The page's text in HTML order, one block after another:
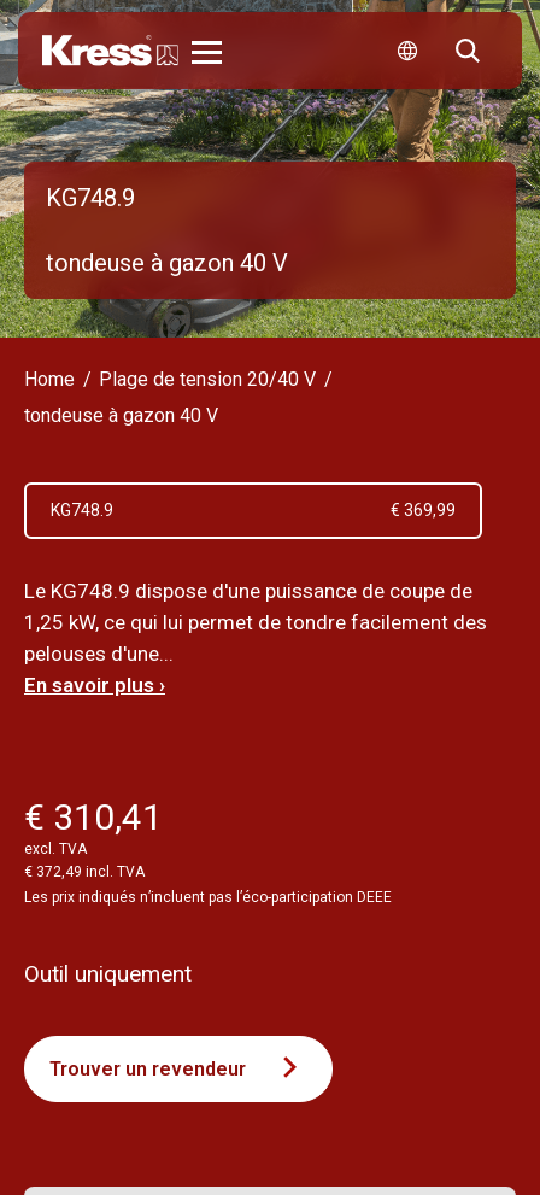
KG748.9
tondeuse à gazon 40 V
Home
Plage de tension 20/40 V
tondeuse à gazon 40 V
KG748.9 € 369,99
Le KG748.9 dispose d'une puissance de coupe de
1,25 kW, ce qui lui permet de tondre facilement des
pelouses d'une...
En savoir plus ›
€ 310,41
excl. TVA
€ 372,49 incl. TVA
Les prix indiqués n’incluent pas l’éco-participation DEEE
Outil uniquement
Trouver un revendeur